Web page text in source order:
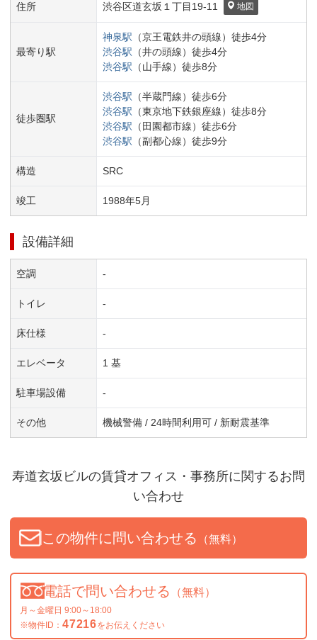
住所 渋谷区道玄坂１丁目 19-11 地図
最寄り駅
神泉駅 （京王電鉄井の頭線） 徒歩4分
渋谷駅 （井の頭線） 徒歩4分
渋谷駅 （山手線） 徒歩8分
徒歩圏駅
渋谷駅 （半蔵門線） 徒歩6分
渋谷駅 （東京地下鉄銀座線） 徒歩8分
渋谷駅 （ 田園都市線） 徒歩6分
渋谷駅 （副都心線） 徒歩9分
構造 SRC
竣工 1988年5月
設備詳細
空調 -
トイレ -
床仕様 -
エレベータ 1 基
駐車場設備 -
その他 機械警備 / 24時間利用可 / 新耐震基準
寿道玄坂ビルの賃貸オフィス・事務所に関するお問
い合わせ
この物件に問い合わせる （無料）
電話で問い合わせる （無料）
月～金曜日 9:00～18:00
※物件ID： 47216をお伝えください